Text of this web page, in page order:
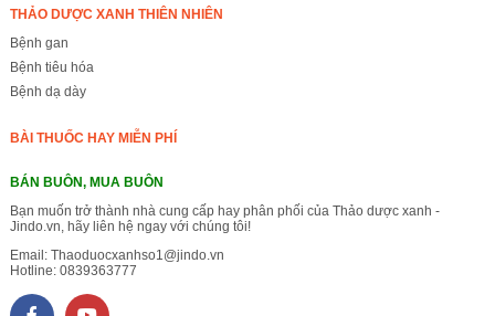
THẢO DƯỢC XANH THIÊN NHIÊN
Bệnh gan
Bệnh tiêu hóa
Bệnh dạ dày
BÀI THUỐC HAY MIỄN PHÍ
BÁN BUÔN, MUA BUÔN
Bạn muốn trở thành nhà cung cấp hay phân phối của Thảo dược xanh -
Jindo.vn, hãy liên hệ ngay với chúng tôi!
Email: Thaoduocxanhso1@jindo.vn
Hotline: 0839363777